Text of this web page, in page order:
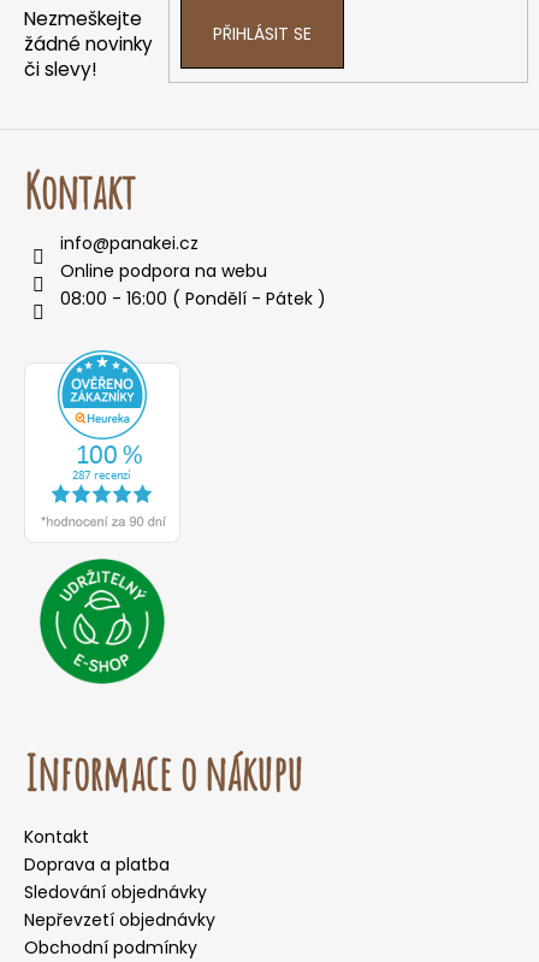
Nezmeškejte
žádné novinky
či slevy!
PŘIHLÁSIT SE
Kontakt
info@panakei.cz
Online podpora na webu
08:00 - 16:00 ( Pondělí - Pátek )
Informace o nákupu
Kontakt
Doprava a platba
Sledování objednávky
Nepřevzetí objednávky
Obchodní podmínky